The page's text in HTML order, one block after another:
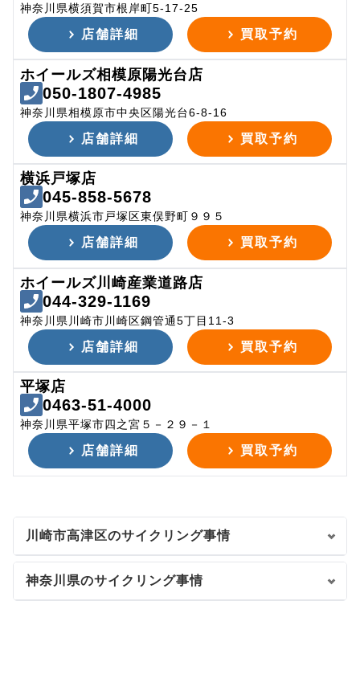
神奈川県横須賀市根岸町5-17-25
店舗詳細 買取予約
ホイールズ相模原陽光台店
050-1807-4985
神奈川県相模原市中央区陽光台6-8-16
店舗詳細 買取予約
横浜戸塚店
045-858-5678
神奈川県横浜市戸塚区東俣野町９９５
店舗詳細 買取予約
ホイールズ川崎産業道路店
044-329-1169
神奈川県川崎市川崎区鋼管通5丁目11-3
店舗詳細 買取予約
平塚店
0463-51-4000
神奈川県平塚市四之宮５－２９－１
店舗詳細 買取予約
川崎市高津区のサイクリング事情
神奈川県のサイクリング事情